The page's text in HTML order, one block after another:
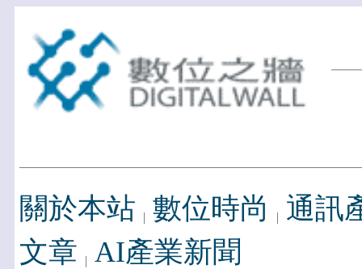
關於本站 數位時尚
通訊
文章 AI產業新聞